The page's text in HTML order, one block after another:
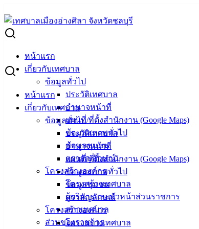
to
content
หน้าแรก
เกี่ยวกับเทศบาล
ข้อมูลทั่วไป
ประวัติเทศบาล
อำนาจหน้าที่
แผนที่/ที่ตั้งสำนักงาน (Google Maps)
ข้อมูลสภาพทั่วไป
ข้อมูลชุมชน
ตราสัญลักษณ์
โครงสร้างองค์กร
โครงสร้างเทศบาล
ผู้บริหารและหัวหน้าส่วนราชการ
สภาเทศบาล
ส่วนของราชการ
หน้าแรก
เกี่ยวกับเทศบาล
ข้อมูลทั่วไป
ประวัติเทศบาล
อำนาจหน้าที่
แผนที่/ที่ตั้งสำนักงาน (Google Maps)
ข้อมูลสภาพทั่วไป
ข้อมูลชุมชน
ตราสัญลักษณ์
โครงสร้างองค์กร
โครงสร้างเทศบาล
Search
for:
การโอนเงินงบประมาณรายจ่าย ประจำปีงบประมาณ พ.
การโอนเงินงบประมาณรายจ่าย ประ
กุมภาพันธ์ 5, 2025กุมภาพันธ์ 10, 2025